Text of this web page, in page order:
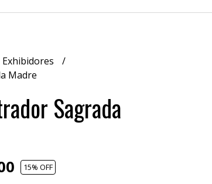
Exhibidores
Madre
Sagrada
15% OFF